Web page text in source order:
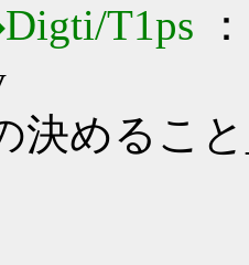
T1ps
決めること